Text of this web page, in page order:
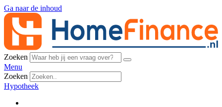
Ga naar de inhoud
Zoeken
Menu
Zoeken
Hypotheek